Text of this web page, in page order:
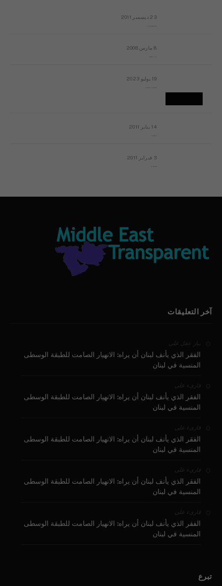
23 ديسمبر 2011
8 مارس 2008
19 يوليو 2023
14 يناير 2011
3 فبراير 2011
آخر التعليقات
بيار عقل على
الفقر الذي يأنف لبنان أن يراه: الانهيار الصامت للطبقة الوسطى
المنسية في لبنان
قارىء على
الفقر الذي يأنف لبنان أن يراه: الانهيار الصامت للطبقة الوسطى
المنسية في لبنان
قارىء على
الفقر الذي يأنف لبنان أن يراه: الانهيار الصامت للطبقة الوسطى
المنسية في لبنان
قارىء على
الفقر الذي يأنف لبنان أن يراه: الانهيار الصامت للطبقة الوسطى
المنسية في لبنان
قارىء على
الفقر الذي يأنف لبنان أن يراه: الانهيار الصامت للطبقة الوسطى
المنسية في لبنان
تبرع